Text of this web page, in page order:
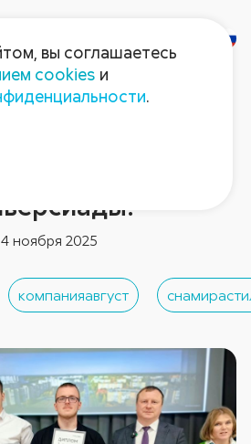
компании
провел финал
ноября 2025
компанияавгуст
вы соглашаетесь
cookies и
.